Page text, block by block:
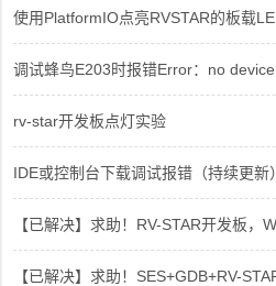
使用PlatformIO点亮RVSTAR的板载
调试蜂鸟E203时报错Error：no
rv-star开发板点灯实验
IDE或控制台下载调试报错（持续更新）
【已解决】求助！RV-STAR开发板
【已解决】求助！SES+GDB+RV-